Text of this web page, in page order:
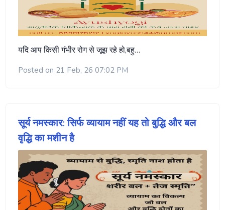
यदि आप किसी गंभीर रोग से जूझ रहे हो,बहु…
Posted on 21 Feb, 26 07:02 PM
सूर्य नमस्कार: सिर्फ व्यायाम नहीं यह तो बुद्धि और बल
वृद्धि का मशीन है